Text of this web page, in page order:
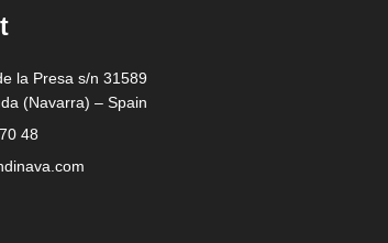
la Presa s/n 31589
(Navarra) – Spain
48